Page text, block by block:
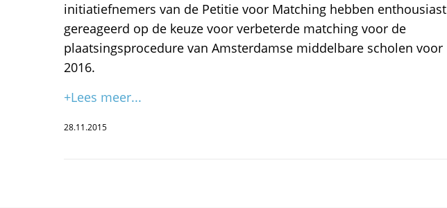
initiatiefnemers van de Petitie voor Matching hebben enthousiast
gereageerd op de keuze voor verbeterde matching voor de
plaatsingsprocedure van Amsterdamse middelbare scholen voor
2016.
+Lees meer...
28.11.2015